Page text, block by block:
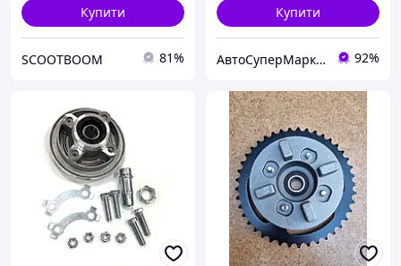
Купити
SCOOTBOOM 81%
Купити
АвтоСуперМаркет 92%